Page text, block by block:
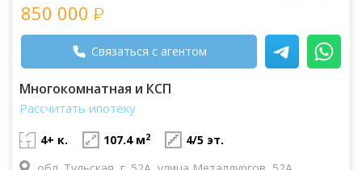
850 000
Связаться с агентом
Многокомнатная и КСП
Рассчитать ипотеку
4+ к. 107.4 м2
4/5 эт.